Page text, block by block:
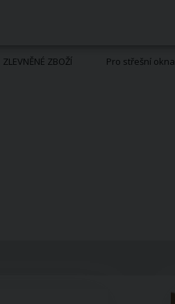
ZLEVNĚNÉ ZBOŽÍ Pro střešní okna